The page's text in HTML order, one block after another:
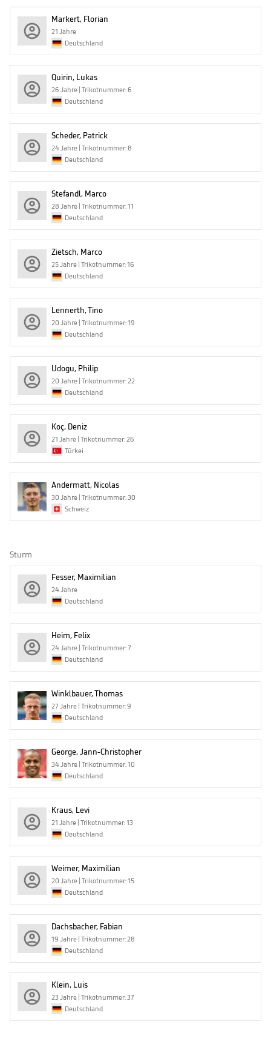
Markert, Florian
21 Jahre
Deutschland
Quirin, Lukas
26 Jahre | Trikotnummer: 6
Deutschland
Scheder, Patrick
24 Jahre | Trikotnummer: 8
Deutschland
Stefandl, Marco
28 Jahre | Trikotnummer: 11
Deutschland
Zietsch, Marco
25 Jahre | Trikotnummer: 16
Deutschland
Lennerth, Tino
20 Jahre | Trikotnummer: 19
Deutschland
Udogu, Philip
20 Jahre | Trikotnummer: 22
Deutschland
Koç, Deniz
21 Jahre | Trikotnummer: 26
Türkei
Andermatt, Nicolas
30 Jahre | Trikotnummer: 30
Schweiz
Sturm
Fesser, Maximilian
24 Jahre
Deutschland
Heim, Felix
24 Jahre | Trikotnummer: 7
Deutschland
Winklbauer, Thomas
27 Jahre | Trikotnummer: 9
Deutschland
George, Jann-Christopher
34 Jahre | Trikotnummer: 10
Deutschland
Kraus, Levi
21 Jahre | Trikotnummer: 13
Deutschland
Weimer, Maximilian
20 Jahre | Trikotnummer: 15
Deutschland
Dachsbacher, Fabian
19 Jahre | Trikotnummer: 28
Deutschland
Klein, Luis
23 Jahre | Trikotnummer: 37
Deutschland